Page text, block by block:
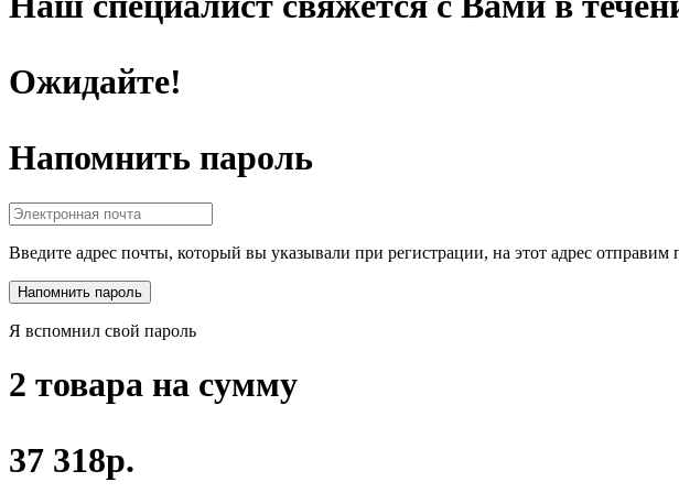
Ожидайте!
Напомнить пароль
Введите адрес почты, который вы указывали при регистрации, на этот адрес отправим
Я вспомнил свой пароль
2 товара на сумму
37 318р.